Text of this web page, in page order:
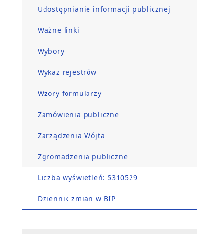
Udostępnianie informacji publicznej
Ważne linki
Wybory
Wykaz rejestrów
Wzory formularzy
Zamówienia publiczne
Zarządzenia Wójta
Zgromadzenia publiczne
Liczba wyświetleń: 5310529
Dziennik zmian w BIP